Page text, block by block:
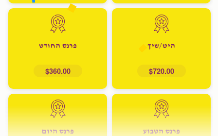
היט/שיך
$720.00
פרנס החודש
$360.00
פרנס השבוע פרנס היום